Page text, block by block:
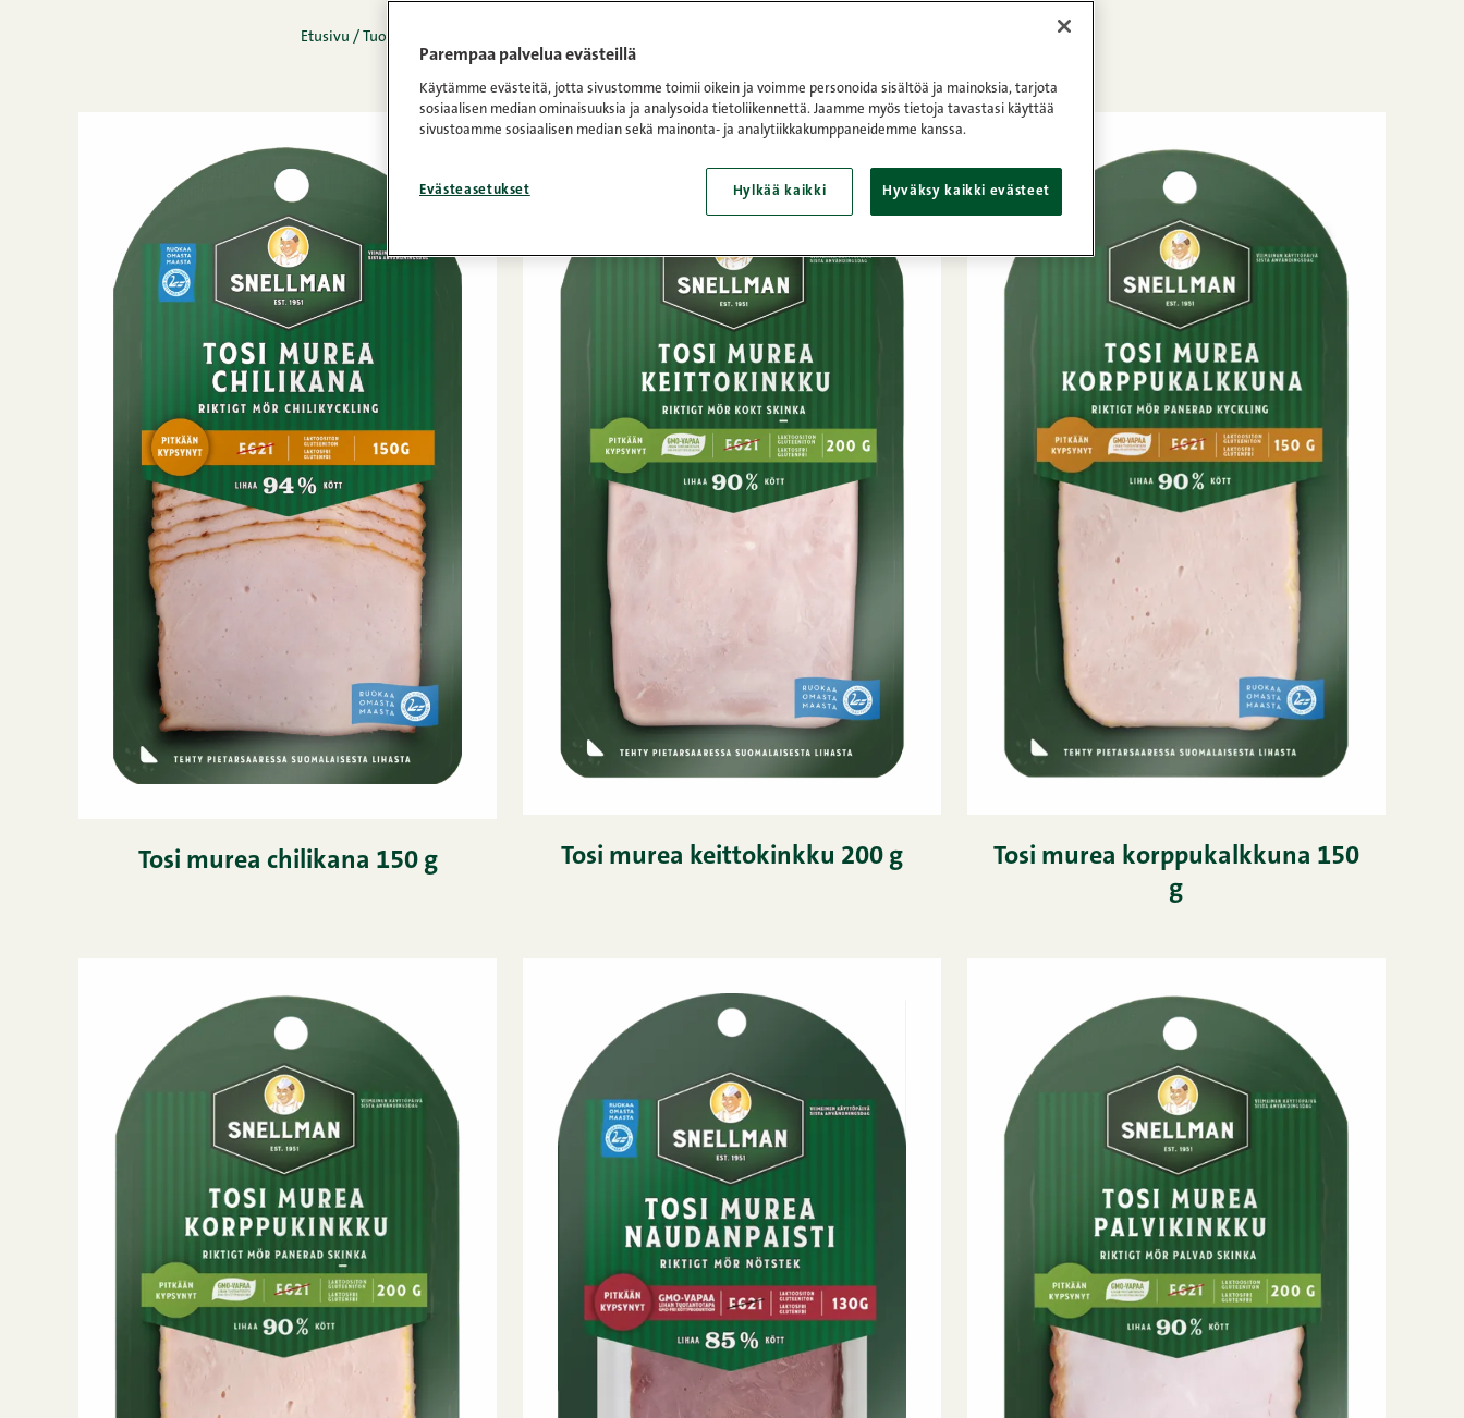
Etusivu / Tuotteet
Tosi murea chilikana 150 g Tosi murea keittokinkku 200 g
Tosi murea korppukalkkuna 150
g
Parempaa palvelua evästeillä
Käytämme evästeitä, jotta sivustomme toimii oikein ja voimme personoida sisältöä ja mainoksia, tarjota
sosiaalisen median ominaisuuksia ja analysoida tietoliikennettä. Jaamme myös tietoja tavastasi käyttää
sivustoamme sosiaalisen median sekä mainonta- ja analytiikkakumppaneidemme kanssa.
Evästeasetukset Hylkää kaikki Hyväksy kaikki evästeet